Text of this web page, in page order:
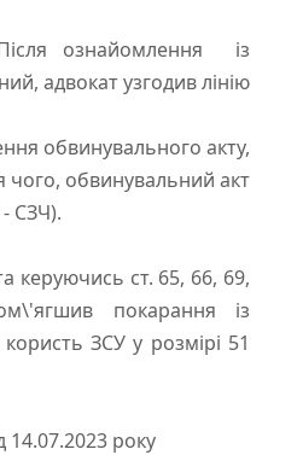
ознайомлення із
адвокат узгодив лінію
обвинувального акту,
чого, обвинувальний акт
СЗЧ).
керуючись ст. 65, 66, 69,
покарання із
ЗСУ у розмірі 51
14.07.2023 року